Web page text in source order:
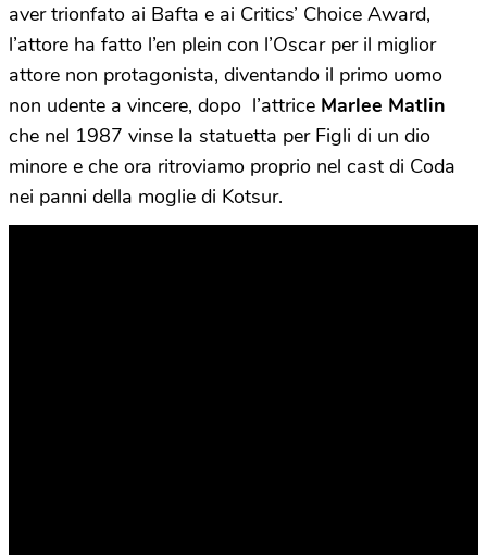
aver trionfato ai Bafta e ai Critics’ Choice Award,
l’attore ha fatto l’en plein con l’Oscar per il miglior
attore non protagonista, diventando il primo uomo
non udente a vincere, dopo l’attrice Marlee Matlin
che nel 1987 vinse la statuetta per Figli di un dio
minore e che ora ritroviamo proprio nel cast di Coda
nei panni della moglie di Kotsur.